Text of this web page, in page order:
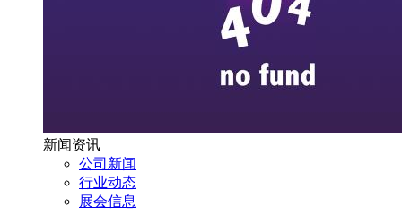
新闻资讯
公司新闻
行业动态
展会信息